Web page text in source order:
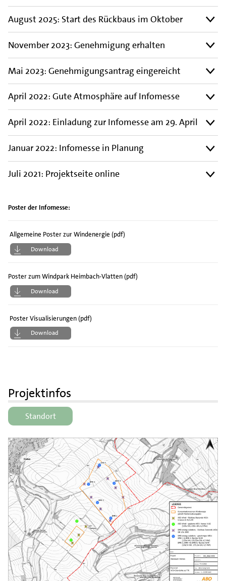
August 2025: Start des Rückbaus im Oktober
November 2023: Genehmigung erhalten
Mai 2023: Genehmigungsantrag eingereicht
April 2022: Gute Atmosphäre auf Infomesse
April 2022: Einladung zur Infomesse am 29. April
Januar 2022: Infomesse in Planung
Juli 2021: Projektseite online
Poster der Infomesse:
Allgemeine Poster zur Windenergie (pdf)
Download
Poster zum Windpark Heimbach-Vlatten (pdf)
Download
Poster Visualisierungen (pdf)
Download
Projektinfos
Standort